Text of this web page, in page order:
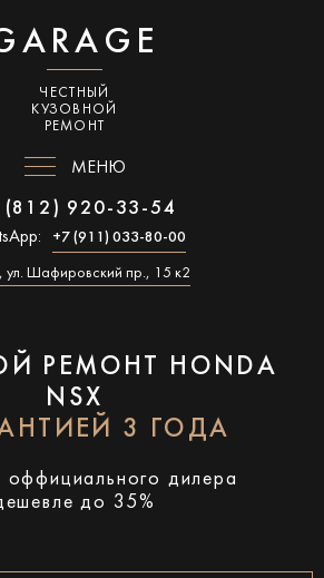
ЧЕСТНЫЙ
КУЗОВНОЙ
РЕМОНТ
МЕНЮ
(812) 920-33-54
+7 (911) 033-80-00
ул. Шафировский пр., 15 к2
РЕМОНТ HONDA
NSX
3 ГОДА
оффициального дилера
до 35%